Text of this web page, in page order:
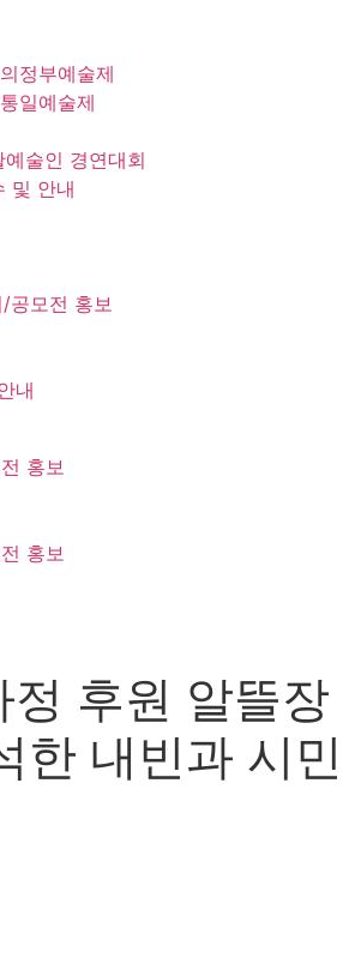
정부예술제
일예술제
예술인 경연대회
및 안내
공모전 홍보
내
홍보
홍보
정 후원 알뜰장
한 내빈과 시민